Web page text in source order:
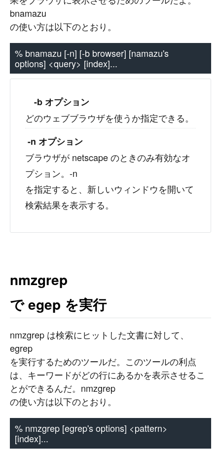
bnamazu
の使い方は以下のとおり。
% bnamazu [-n] [-b browser] [namazu's
options] <query> [index]...
-b オプション
どのウェブブラウザを使うか指定できる。
-n オプション
ブラウザが netscape のときのみ有効なオ
プション。-n
を指定すると、新しいウィンドウを開いて
検索結果を表示する。
nmzgrep
で egep を実行
nmzgrep は検索にヒットした文書に対して、
egrep
を実行するためのツールだ。このツールの利点
は、キーワードがどの行にあるかを表示させるこ
とができるんだ。nmzgrep
の使い方は以下のとおり。
% nmzgrep [egrep's options] <pattern>
[index]...